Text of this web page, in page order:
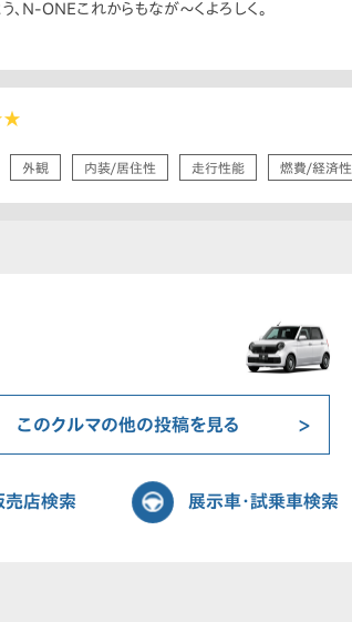
N-ONEこれからもなが〜くよろしく。
外観 内装/居住性 走行性能 燃費/経済性
このクルマの他の投稿を見る
売店検索 展示車・試乗車検索